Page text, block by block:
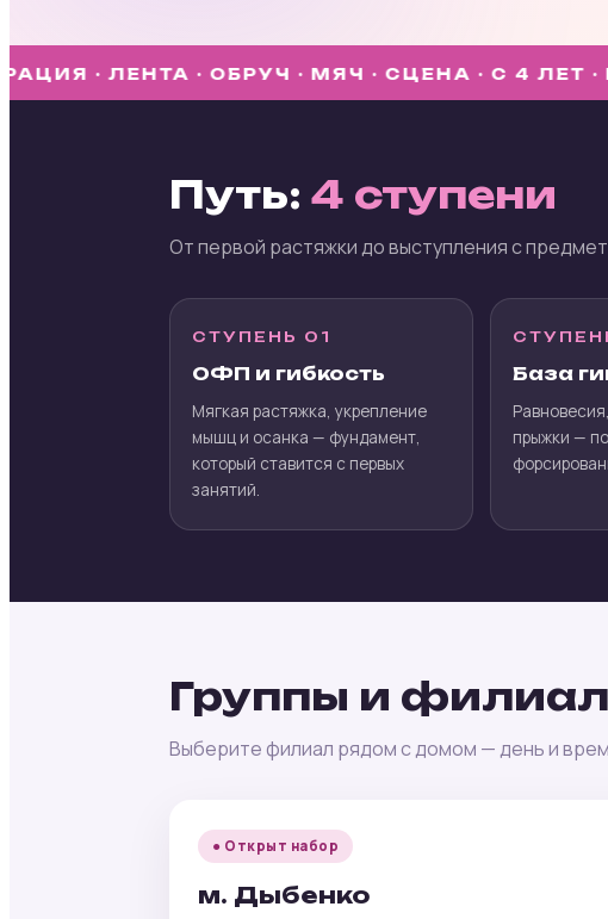
· ЛЕНТА · ОБРУЧ · МЯЧ · СЦЕНА · С 4 ЛЕТ ·
Путь: 4 ступени
От первой растяжки до выступления с
СТУПЕНЬ 01
ОФП и гибкость
Мягкая растяжка, укрепление
мышц и осанка — фундамент,
который ставится с первых
занятий.
База
прыжки —
Группы и
Выберите филиал рядом с домом — день и
● Открыт набор
м. Дыбенко